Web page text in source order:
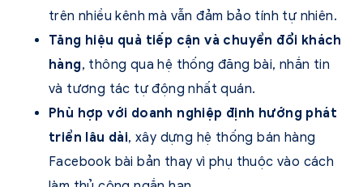
trên nhiều kênh mà vẫn đảm bảo tính tự nhiên.
Tăng hiệu quả tiếp cận và chuyển đổi khách
hàng, thông qua hệ thống đăng bài, nhắn tin
và tương tác tự động nhất quán.
Phù hợp với doanh nghiệp định hướng phát
triển lâu dài, xây dựng hệ thống bán hàng
Facebook bài bản thay vì phụ thuộc vào cách